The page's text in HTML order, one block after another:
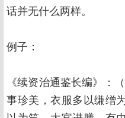
话并无什么两样。
例子：
《续资治通鉴长编》：
事珍美，衣服多以缣缯